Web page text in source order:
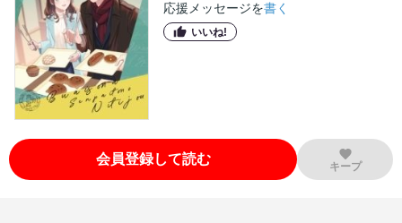
応援メッセージを書く
いいね!
会員登録して読む キープ